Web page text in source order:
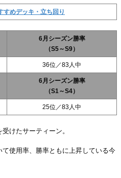
すめデッキ・立ち回り
6月シーズン勝率
（S5～S9）
36位／83人中
6月シーズン勝率
（S1～S4）
25位／83人中
けたサーティーン。
使用率、勝率ともに上昇している今